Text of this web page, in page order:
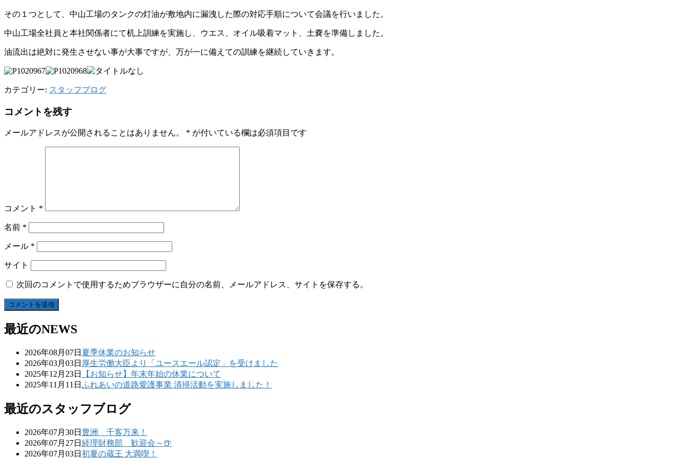
その１つとして、中山工場のタンクの灯油が敷地内に漏洩した際の対応手順について会議を行いました。
中山工場全社員と本社関係者にて机上訓練を実施し、ウエス、オイル吸着マット、土嚢を準備しました。
油流出は絶対に発生させない事が大事ですが、万が一に備えての訓練を継続していきます。
カテゴリー: スタッフブログ
コメントを残す
メールアドレスが公開されることはありません。 * が付いている欄は必須項目です
コメント *
名前 *
メール *
サイト
次回のコメントで使用するためブラウザーに自分の名前、メールアドレス、サイトを保存する。
最近のNEWS
2026年08月07日 夏季休業のお知らせ
2026年03月03日 厚生労働大臣より「ユースエール認定」を受けました
2025年12月23日
【お知らせ】年末年始の休業について
2025年11月11日 ふれあいの道路愛護事業 清掃活動を実施しました！
最近のスタッフブログ
2026年07月30日 豊洲 千客万来！
2026年07月27日 経理財務部 歓迎会～🍺
2026年07月03日 初夏の蔵王 大満喫！